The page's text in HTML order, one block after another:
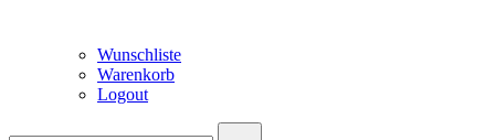
Wunschliste
Warenkorb
Logout